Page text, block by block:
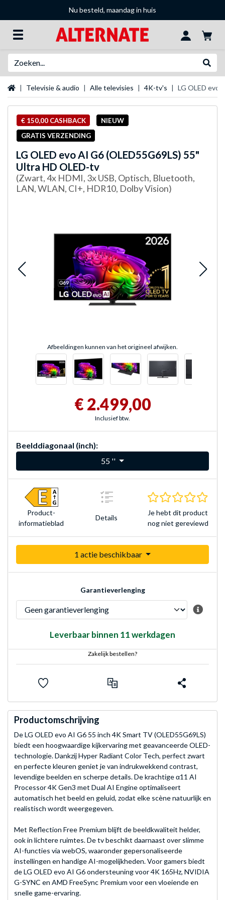
Nu besteld, maandag in huis
StartpaginaTelevisie & audio Alle televisies 4K-tv's LG OLED evo
€ 150,00 CASHBACK
NIEUW
GRATIS VERZENDING
LG OLED evo AI G6 (OLED55G69LS) 55"
Ultra HD OLED-tv
(Zwart, 4x HDMI, 3x USB, Optisch, Bluetooth,
LAN, WLAN, CI+, HDR10, Dolby Vision)
Afbeeldingen kunnen van het origineel afwijken.
€ 2.499,00
Inclusief btw.
Beelddiagonaal (inch):
55 ''
Product­
informatieblad
Details
Je hebt dit product
nog niet gereviewd
1 actie beschikbaar
Garantieverlenging
Leverbaar binnen 11 werkdagen
Zakelijk bestellen?
Productomschrijving
De LG OLED evo AI G6 55 inch 4K Smart TV (OLED55G69LS)
biedt een hoogwaardige kijkervaring met geavanceerde OLED-
technologie. Dankzij Hyper Radiant Color Tech, perfect zwart
en perfecte kleuren geniet je van indrukwekkend contrast,
levendige beelden en scherpe details. De krachtige α11 AI
Processor 4K Gen3 met Dual AI Engine optimaliseert
automatisch het beeld en geluid, zodat elke scène natuurlijk en
realistisch wordt weergegeven.
Met Reflection Free Premium blijft de beeldkwaliteit helder,
ook in lichtere ruimtes. De tv beschikt daarnaast over slimme
AI-functies via webOS, waaronder gepersonaliseerde
instellingen en handige AI-mogelijkheden. Voor gamers biedt
de LG OLED evo AI G6 ondersteuning voor 4K 165Hz, NVIDIA
G-SYNC en AMD FreeSync Premium voor een vloeiende en
snelle game-ervaring.